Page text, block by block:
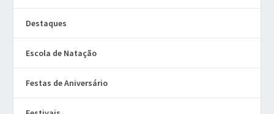
Destaques
Escola de Natação
Festas de Aniversário